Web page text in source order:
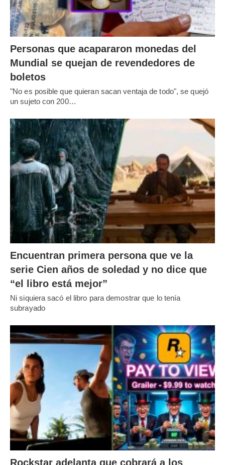
Personas que acapararon monedas del
Mundial se quejan de revendedores de
boletos
"No es posible que quieran sacan ventaja de todo", se quejó
un sujeto con 200…
Encuentran primera persona que ve la
serie Cien años de soledad y no dice que
“el libro está mejor”
Ni siquiera sacó el libro para demostrar que lo tenía
subrayado
Rockstar adelanta que cobrará a los